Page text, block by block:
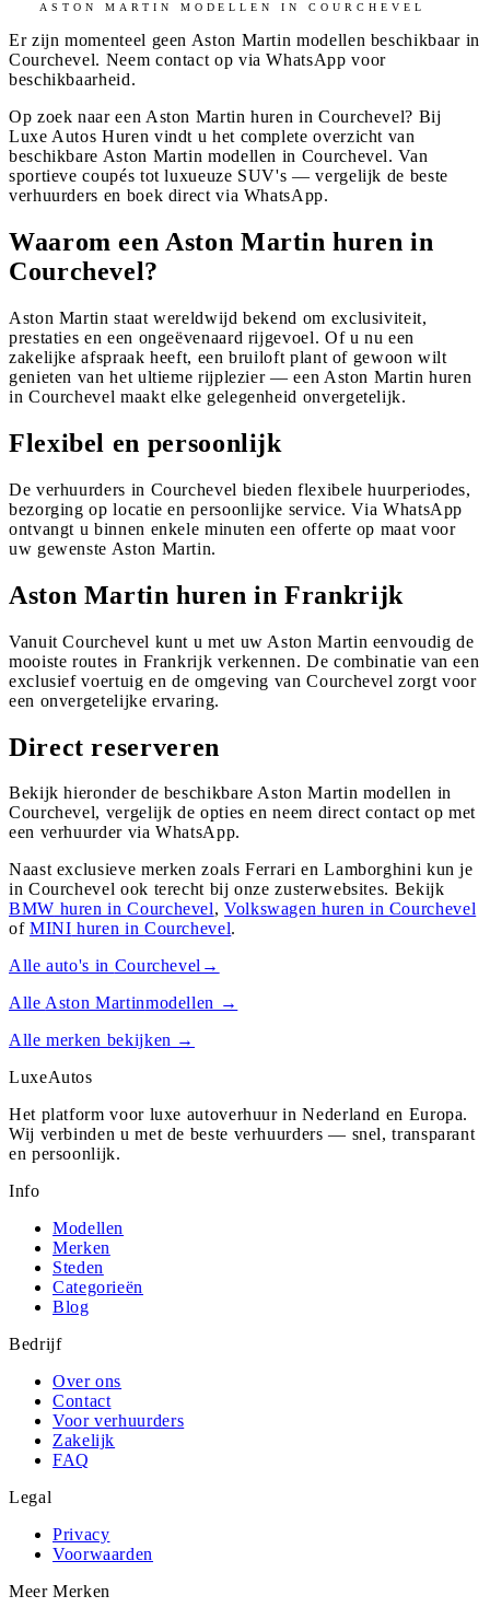
ASTON MARTIN MODELLEN INCOURCHEVEL
Er zijn momenteel geen Aston Martin modellen beschikbaar in
Courchevel. Neem contact op via WhatsApp voor
beschikbaarheid.
Op zoek naar een Aston Martin huren in Courchevel? Bij
Luxe Autos Huren vindt u het complete overzicht van
beschikbare Aston Martin modellen in Courchevel. Van
sportieve coupés tot luxueuze SUV's — vergelijk de beste
verhuurders en boek direct via WhatsApp.
Waarom een Aston Martin huren in
Courchevel?
Aston Martin staat wereldwijd bekend om exclusiviteit,
prestaties en een ongeëvenaard rijgevoel. Of u nu een
zakelijke afspraak heeft, een bruiloft plant of gewoon wilt
genieten van het ultieme rijplezier — een Aston Martin huren
in Courchevel maakt elke gelegenheid onvergetelijk.
Flexibel en persoonlijk
De verhuurders in Courchevel bieden flexibele huurperiodes,
bezorging op locatie en persoonlijke service. Via WhatsApp
ontvangt u binnen enkele minuten een offerte op maat voor
uw gewenste Aston Martin.
Aston Martin huren in Frankrijk
Vanuit Courchevel kunt u met uw Aston Martin eenvoudig de
mooiste routes in Frankrijk verkennen. De combinatie van een
exclusief voertuig en de omgeving van Courchevel zorgt voor
een onvergetelijke ervaring.
Direct reserveren
Bekijk hieronder de beschikbare Aston Martin modellen in
Courchevel, vergelijk de opties en neem direct contact op met
een verhuurder via WhatsApp.
Naast exclusieve merken zoals Ferrari en Lamborghini kun je
in Courchevel ook terecht bij onze zusterwebsites. Bekijk
BMW huren inCourchevel,Volkswagen huren in Courchevel
of MINI huren in Courchevel.
Alle auto's in Courchevel →
AlleAston Martinmodellen →
Alle merken bekijken →
LuxeAutos
Het platform voor luxe autoverhuur in Nederland en Europa.
Wij verbinden u met de beste verhuurders — snel, transparant
en persoonlijk.
Info
Modellen
Merken
Steden
Categorieën
Blog
Bedrijf
Over ons
Contact
Voor verhuurders
Zakelijk
FAQ
Legal
Privacy
Voorwaarden
Meer Merken